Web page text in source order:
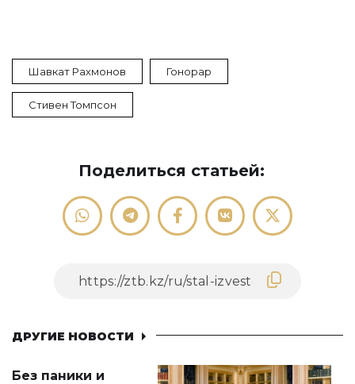
Шавкат Рахмонов Гонорар
Стивен Томпсон
Поделиться статьей:
ДРУГИЕ НОВОСТИ
Без паники и